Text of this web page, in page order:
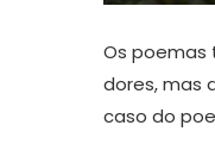
Os poemas
dores, mas
caso do